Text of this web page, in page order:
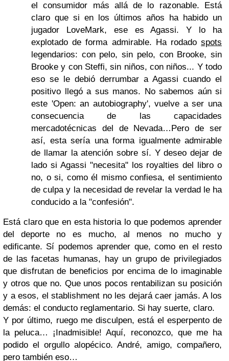
el consumidor más allá de lo razonable. Está
claro que si en los últimos años ha habido un
jugador LoveMark, ese es Agassi. Y lo ha
explotado de forma admirable. Ha rodado spots
legendarios: con pelo, sin pelo, con Brooke, sin
Brooke y con Steffi, sin niños, con niños... Y todo
eso se le debió derrumbar a Agassi cuando el
positivo llegó a sus manos. No sabemos aún si
este 'Open: an autobiography', vuelve a ser una
consecuencia de las capacidades
mercadotécnicas del de Nevada…Pero de ser
así, esta sería una forma igualmente admirable
de llamar la atención sobre sí. Y deseo dejar de
lado si Agassi "necesita" los royalties del libro o
no, o si, como él mismo confiesa, el sentimiento
de culpa y la necesidad de revelar la verdad le ha
conducido a la "confesión".
Está claro que en esta historia lo que podemos aprender
del deporte no es mucho, al menos no mucho y
edificante. Sí podemos aprender que, como en el resto
de las facetas humanas, hay un grupo de privilegiados
que disfrutan de beneficios por encima de lo imaginable
y otros que no. Que unos pocos rentabilizan su posición
y a esos, el stablishment no les dejará caer jamás. A los
demás: el conducto reglamentario. Si hay suerte, claro.
Y por último, ruego me disculpen, está el esperpento de
la peluca… ¡Inadmisible! Aquí, reconozco, que me ha
podido el orgullo alopécico. André, amigo, compañero,
pero también eso…